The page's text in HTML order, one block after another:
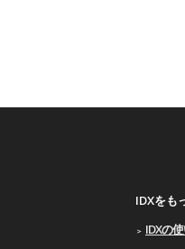
IDXをも
IDXの